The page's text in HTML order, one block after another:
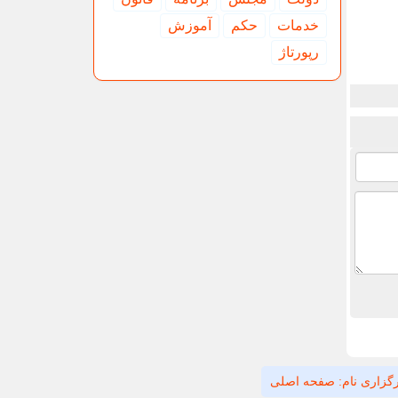
خدمات
حكم
آموزش
رپورتاژ
نام: صفحه اصلی